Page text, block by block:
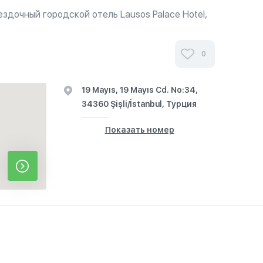
городской отель Lausos Palace Hotel,
Шишли, популярном своими
0
19 Mayıs, 19 Mayıs Cd. No:34,
34360 Şişli/İstanbul, Турция
Показать номер